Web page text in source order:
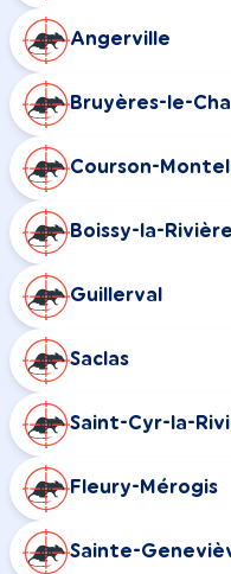
Angerville
Bruyères-le-
Courson-
Boissy-la-Rivière
Guillerval
Saclas
Saint-Cyr-la-
Fleury-Mérogis
Sainte-